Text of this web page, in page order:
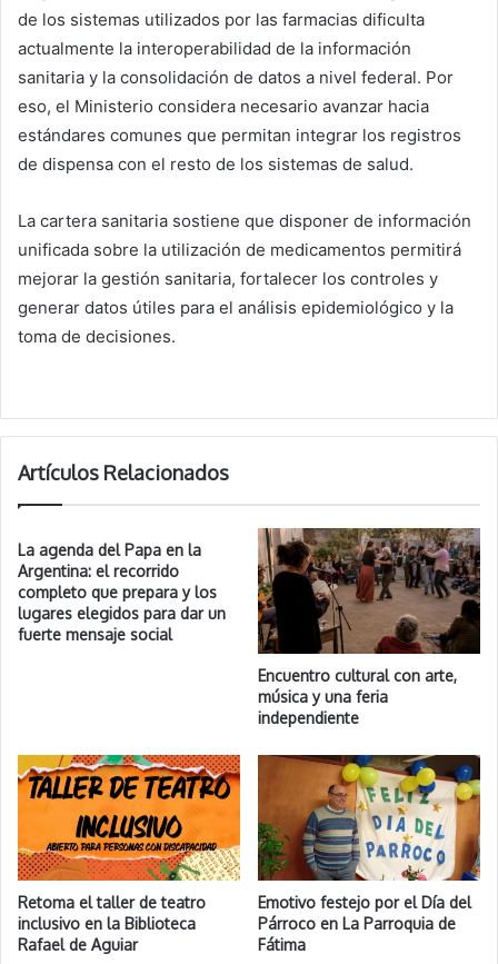
de los sistemas utilizados por las farmacias dificulta
actualmente la interoperabilidad de la información
sanitaria y la consolidación de datos a nivel federal. Por
eso, el Ministerio considera necesario avanzar hacia
estándares comunes que permitan integrar los registros
de dispensa con el resto de los sistemas de salud.
La cartera sanitaria sostiene que disponer de información
unificada sobre la utilización de medicamentos permitirá
mejorar la gestión sanitaria, fortalecer los controles y
generar datos útiles para el análisis epidemiológico y la
toma de decisiones.
Artículos Relacionados
La agenda del Papa en la
Argentina: el recorrido
completo que prepara y los
lugares elegidos para dar un
fuerte mensaje social
Encuentro cultural con arte,
música y una feria
independiente
Retoma el taller de teatro
inclusivo en la Biblioteca
Rafael de Aguiar
Emotivo festejo por el Día del
Párroco en La Parroquia de
Fátima